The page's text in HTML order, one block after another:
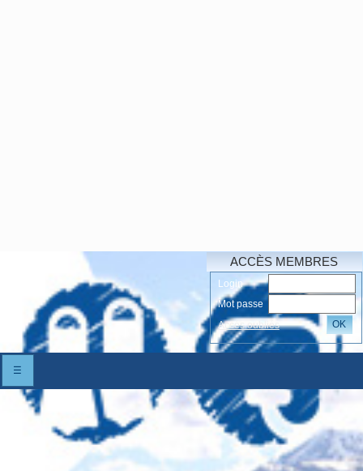
ACCÈS MEMBRES
Login
Mot passe
Accés oubliés
OK
☰